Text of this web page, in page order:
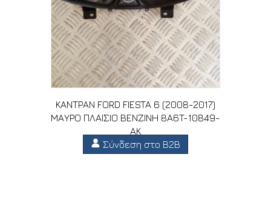
ΚΑΝΤΡΑΝ FORD FIESTA 6 (2008-2017)
ΜΑΥΡΟ ΠΛΑΙΣΙΟ ΒΕΝΖΙΝΗ 8A6T-10849-
AK
Σύνδεση στο B2B